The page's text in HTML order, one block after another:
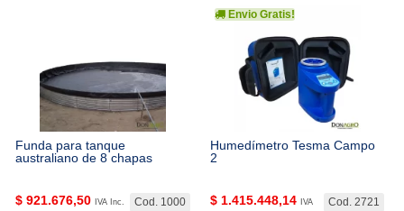
Funda para tanque
australiano de 8 chapas
Cod. 1000
$ 921.676,50 IVA Inc.
Envio Gratis!
Humedímetro Tesma Campo
2
Cod. 2721
$ 1.415.448,14
IVA